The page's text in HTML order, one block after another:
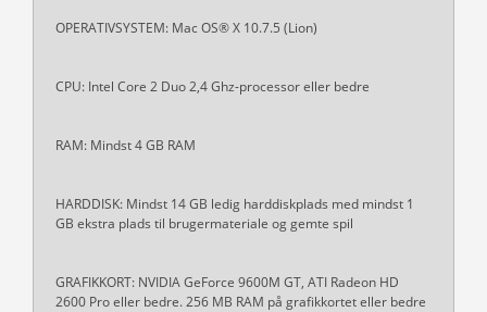
OPERATIVSYSTEM: Mac OS® X 10.7.5 (Lion)
CPU: Intel Core 2 Duo 2,4 Ghz-processor eller bedre
RAM: Mindst 4 GB RAM
HARDDISK: Mindst 14 GB ledig harddiskplads med mindst 1
GB ekstra plads til brugermateriale og gemte spil
GRAFIKKORT: NVIDIA GeForce 9600M GT, ATI Radeon HD
2600 Pro eller bedre. 256 MB RAM på grafikkortet eller bedre